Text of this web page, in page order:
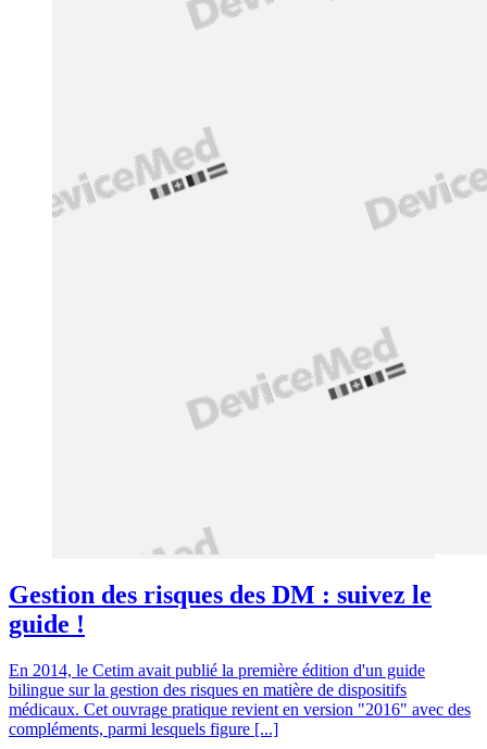
Gestion des risques des DM : suivez le
guide !
En 2014, le Cetim avait publié la première édition d'un guide
bilingue sur la gestion des risques en matière de dispositifs
médicaux. Cet ouvrage pratique revient en version "2016" avec des
compléments, parmi lesquels figure [...]